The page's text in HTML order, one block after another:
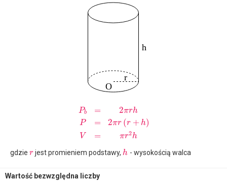
Pb
P
V
=
=
=
2πrh
2πr (r + h)
πr2h
gdzie rjest promieniem podstawy,h - wysokością walca
Wartość bezwzględna liczby